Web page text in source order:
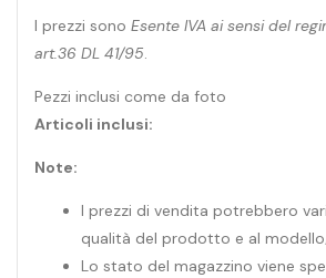
I prezzi sono Esente IVA ai sensi del
art.36 DL 41/95.
Pezzi inclusi come da foto
Articoli inclusi:
Note:
I prezzi di vendita potrebbero
qualità del prodotto e al
Lo stato del magazzino viene